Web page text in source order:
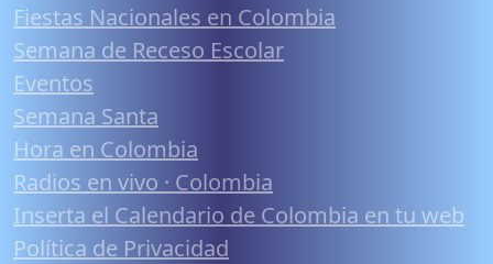
Fiestas Nacionales en Colombia
Semana de Receso Escolar
Eventos
Semana Santa
Hora en Colombia
Radios en vivo · Colombia
Inserta el Calendario de Colombia en tu web
Política de Privacidad